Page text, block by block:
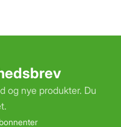
og nye produkter. Du